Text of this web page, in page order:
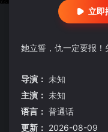
立即
她立誓，仇一定要报！
导演： 未知
主演： 未知
语言： 普通话
更新： 2026-08-09